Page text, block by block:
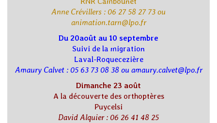
Anne Crévillers : 06 27 58 27 73 ou
animation.tarn@lpo.fr
Du 20août au 10 septembre
Suivi de la migration
Laval-Roquecezière
Amaury Calvet : 05 63 73 08 38 ou amaury.calvet@lpo.fr
Dimanche 23 août
A la découverte des orthoptères
Puycelsi
David Alquier : 06 26 41 48 25